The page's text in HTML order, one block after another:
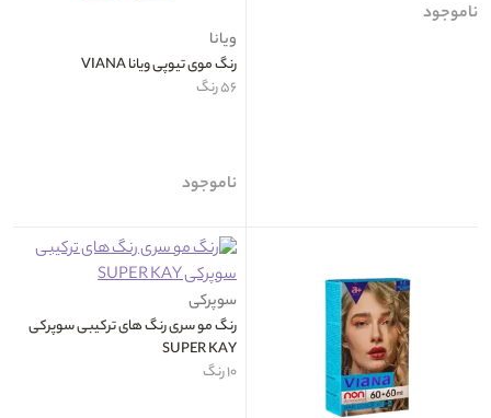
ناموجود
ویانا
رنگ موی تیوپی ویانا VIANA
۵۶ رنگ
ناموجود
سوپرکی
رنگ مو سری رنگ های ترکیبی سوپرکی
SUPER KAY
۱۰ رنگ